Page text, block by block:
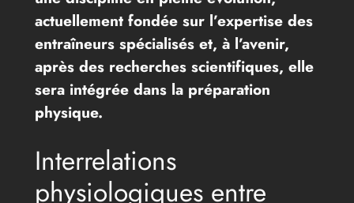
actuellement fondée sur l’expertise des
entraîneurs spécialisés et, à l’avenir,
après des recherches scientifiques, elle
sera intégrée dans la préparation
physique.
Interrelations
physiologiques entre